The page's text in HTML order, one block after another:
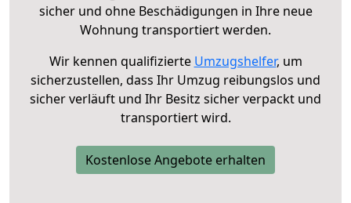
sicher und ohne Beschädigungen in Ihre neue
Wohnung transportiert werden.
Wir kennen qualifizierte Umzugshelfer, um
sicherzustellen, dass Ihr Umzug reibungslos und
sicher verläuft und Ihr Besitz sicher verpackt und
transportiert wird.
Kostenlose Angebote erhalten